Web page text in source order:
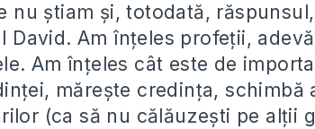
nu știam și, totodată,
David. Am înțeles profeții,
Am înțeles cât este de
mărește credința, schimbă
(ca să nu călăuzești pe alții